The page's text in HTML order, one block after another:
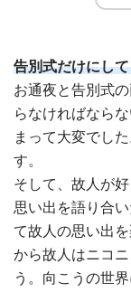
告別式だけにし
お通夜と告別式
らなければなら
まって大変でし
す。
そして、故人が
思い出を語り合
て故人の思い出
から故人はニコ
う。向こうの世